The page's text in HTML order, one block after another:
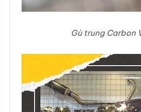
Gù trung Carbon